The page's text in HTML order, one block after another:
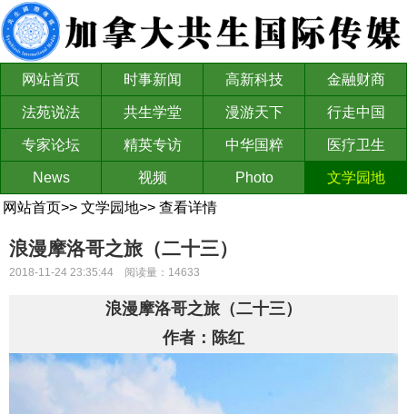
网站首页 时事新闻 高新科技 金融财商
法苑说法 共生学堂 漫游天下 行走中国
专家论坛 精英专访 中华国粹 医疗卫生
News 视频 Photo
文学园地
网站首页>> 文学园地>> 查看详情
浪漫摩洛哥之旅（二十三）
2018-11-24 23:35:44 阅读量：14633
浪漫摩洛哥之旅（二十三）
作者：陈红